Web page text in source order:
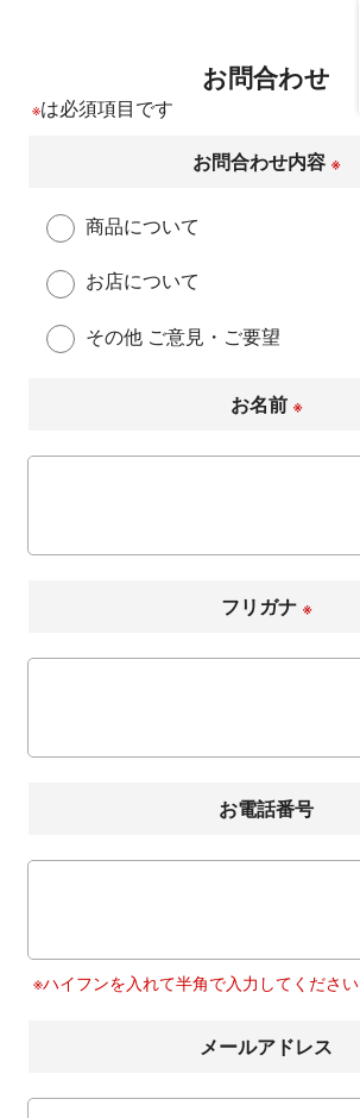
お問合わせ
※は必須項目です
お問合わせ内容 ※
商品について
お店について
その他 ご意見・ご要望
お名前 ※
フリガナ ※
お電話番号
※ハイフンを入れて半角で入力してください
メールアドレス